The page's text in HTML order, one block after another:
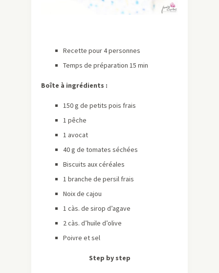
Recette pour 4 personnes
Temps de préparation 15 min
Boîte à ingrédients :
150 g de petits pois frais
1 pêche
1 avocat
40 g de tomates séchées
Biscuits aux céréales
1 branche de persil frais
Noix de cajou
1 càs. de sirop d’agave
2 càs. d’huile d’olive
Poivre et sel
Step by step